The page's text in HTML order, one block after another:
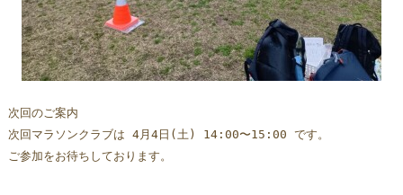
次回のご案内
次回マラソンクラブは 4月4日(土) 14:00〜15:00 です。
ご参加をお待ちしております。